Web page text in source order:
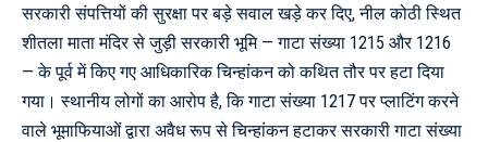
सरकारी संपत्तियों की सुरक्षा पर बड़े सवाल खड़े कर दिए, नील कोठी स्थित
शीतला माता मंदिर से जुड़ी सरकारी भूमि — गाटा संख्या 1215 और 1216
— के पूर्व में किए गए आधिकारिक चिन्हांकन को कथित तौर पर हटा दिया
गया। स्थानीय लोगों का आरोप है, कि गाटा संख्या 1217 पर प्लाटिंग करने
वाले भूमाफियाओं द्वारा अवैध रूप से चिन्हांकन हटाकर सरकारी गाटा संख्या